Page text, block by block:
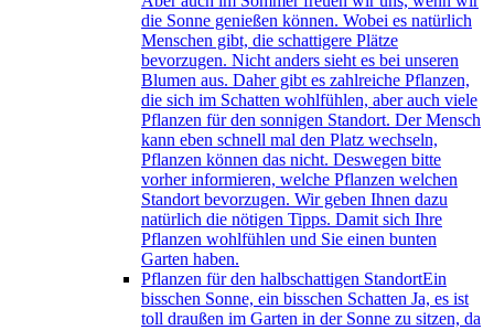
die Sonne genießen können. Wobei es natürlich
Menschen gibt, die schattigere Plätze
bevorzugen. Nicht anders sieht es bei unseren
Blumen aus. Daher gibt es zahlreiche Pflanzen,
die sich im Schatten wohlfühlen, aber auch viele
Pflanzen für den sonnigen Standort. Der Mensch
kann eben schnell mal den Platz wechseln,
Pflanzen können das nicht. Deswegen bitte
vorher informieren, welche Pflanzen welchen
Standort bevorzugen. Wir geben Ihnen dazu
natürlich die nötigen Tipps. Damit sich Ihre
Pflanzen wohlfühlen und Sie einen bunten
Garten haben.
Pflanzen für den halbschattigen StandortEin
bisschen Sonne, ein bisschen Schatten Ja, es ist
toll draußen im Garten in der Sonne zu sitzen, da